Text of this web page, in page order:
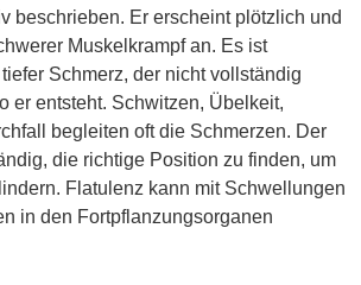
beschrieben. Er erscheint plötzlich und
Muskelkrampf an. Es ist
Schmerz, der nicht vollständig
er entsteht. Schwitzen, Übelkeit,
begleiten oft die Schmerzen. Der
die richtige Position zu finden, um
Flatulenz kann mit Schwellungen
in den Fortpflanzungsorganen